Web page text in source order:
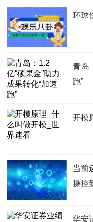
环球
青岛
跑”
开模
当前
操控
华安